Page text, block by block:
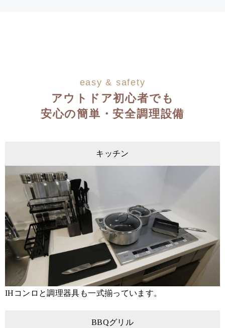
easy & safety
アウトドア初心者でも
安心の簡単・安全調理設備
キッチン
IHコンロと調理器具も一式揃っています。
BBQグリル